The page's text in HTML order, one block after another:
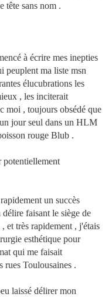
tête sans nom .
à écrire mes inepties
peuplent ma liste msn
élucubrations les
, les inciterait
moi , toujours obsédé que
jour seul dans un HLM
rouge Blub .
potentiellement
un succès
faisant le siège de
et très rapidement , j'étais
esthétique pour
qui me faisait
rues Toulousaines .
laissé délirer mon